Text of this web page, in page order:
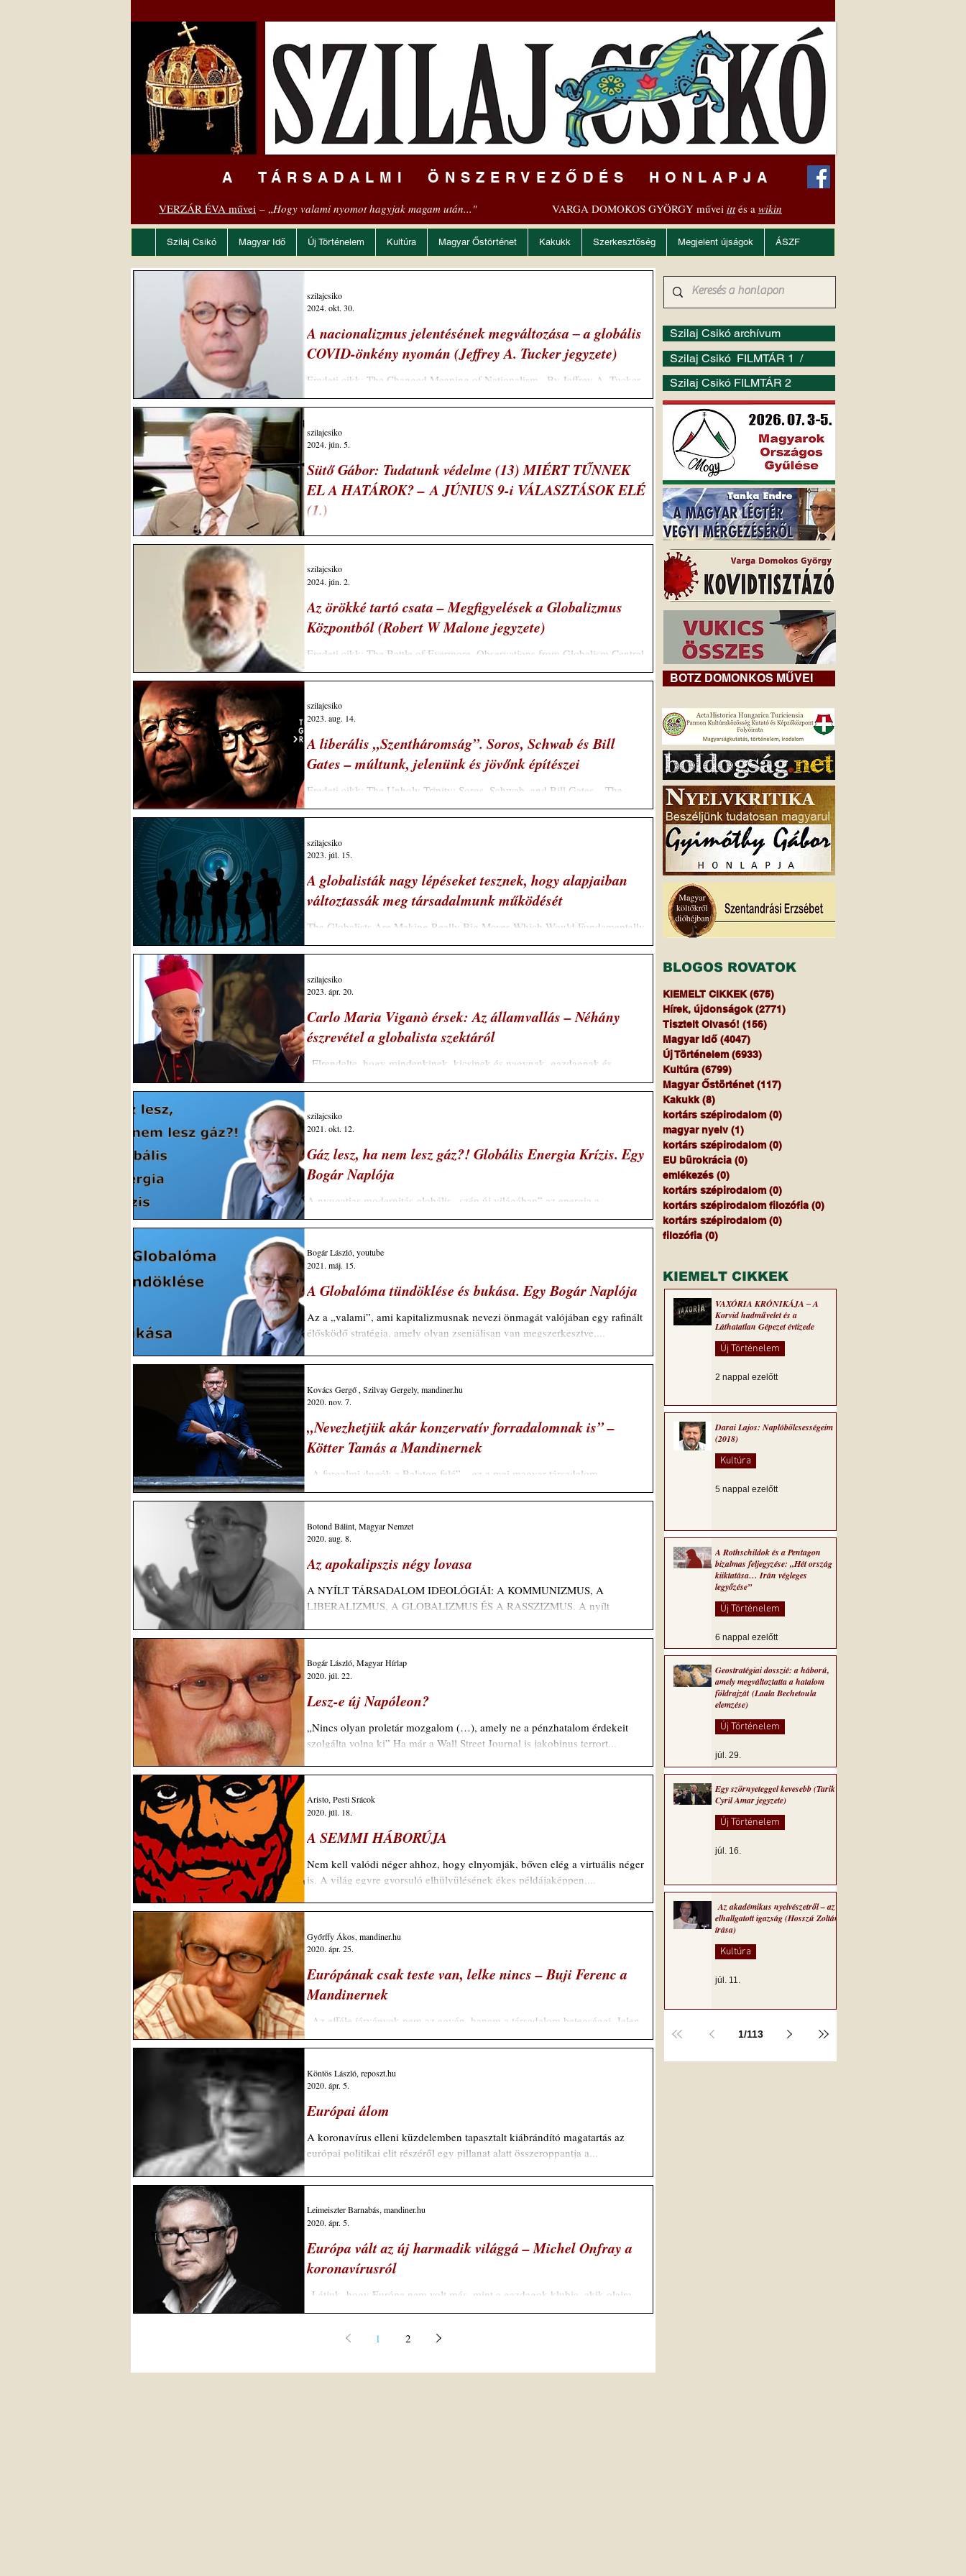
A TÁRSADALMI ÖNSZERVEZŐDÉS HONLAPJA
VERZÁR ÉVA művei – „Hogy valami nyomot hagyjak magam után..." VARGA DOMOKOS GYÖRGY művei ittés a wikin
Szilaj Csikó Magyar Idő Új Történelem Kultúra Magyar Őstörténet Kakukk Szerkesztőség Megjelent újságok ÁSZF
A nacionalizmus jelentésének megváltozása ‒ a globális
COVID-önkény nyomán (Jeffrey A. Tucker jegyzete)
Eredeti cikk: The Changed Meaning of Nationalism , By Jeffrey A. Tucker ,
10/28/2024 Cser Ferenc küldeménye Az angol nyelvben kevés...
szilajcsiko
2024. okt. 30.
Sütő Gábor: Tudatunk védelme (13) MIÉRT TŰNNEK
EL A HATÁROK? – A JÚNIUS 9-i VÁLASZTÁSOK ELÉ
(1.)
A szerző közíró, nyugalmazott nagykövet Gondolj merészet és nagyot, És
szilajcsiko
2024. jún. 5.
Az örökké tartó csata – Megfigyelések a Globalizmus
Központból (Robert W Malone jegyzete)
Eredeti cikk: The Battle of Evermore, Observations from Globalism Central,
ROBERT W MALONE MD, MS. JUN 01, 2024 Schiller Mária
küldeménye...
szilajcsiko
2024. jún. 2.
A liberális „Szentháromság”. Soros, Schwab és Bill
Gates – múltunk, jelenünk és jövőnk építészei
Eredeti cikk: The Unholy Trinity: Soros, Schwab, and Bill Gates – The
Architects of our Dystopian Past, Present & Future, BY THE EXPOSÉ...
szilajcsiko
2023. aug. 14.
A globalisták nagy lépéseket tesznek, hogy alapjaiban
változtassák meg társadalmunk működését
The Globalists Are Making Really Big Moves Which Would Fundamentally
Change How Our Society Operates, By Michael Snyder, Global Research,...
szilajcsiko
2023. júl. 15.
Carlo Maria Viganò érsek: Az államvallás – Néhány
észrevétel a globalista szektáról
„Elrendelte, hogy mindenkinek, kicsinek és nagynak, gazdagnak és
szegénynek, szabadnak és rabszolgának jelöljék meg a jobb karját vagy a...
szilajcsiko
2023. ápr. 20.
Gáz lesz, ha nem lesz gáz?! Globális Energia Krízis. Egy
Bogár Naplója
A nyugatias modernitás globális „szép új világában” az energia a
legkényesebb kérdések egyike. Mivel egyre komplexebb igen bonyolult...
szilajcsiko
2021. okt. 12.
A Globalóma tündöklése és bukása. Egy Bogár Naplója
Az a „valami”, ami kapitalizmusnak nevezi önmagát valójában egy rafinált
élősködő stratégia, amely olyan zseniálisan van megszerkesztve,...
Bogár László, youtube
2021. máj. 15.
„Nevezhetjük akár konzervatív forradalomnak is” –
Kötter Tamás a Mandinernek
„A forgalmi dugók a Balaton felé” – ez a mai magyar társadalom
„lélegzete” egy képben Kötter Tamás szerint. A budapesti elitről, férfi-...
Kovács Gergő , Szilvay Gergely, mandiner.hu
2020. nov. 7.
Az apokalipszis négy lovasa
A NYÍLT TÁRSADALOM IDEOLÓGIÁI: A KOMMUNIZMUS, A
LIBERALIZMUS, A GLOBALIZMUS ÉS A RASSZIZMUS. A nyílt
Botond Bálint, Magyar Nemzet
2020. aug. 8.
Lesz-e új Napóleon?
„Nincs olyan proletár mozgalom (…), amely ne a pénzhatalom érdekeit
szolgálta volna ki” Ha már a Wall Street Journal is jakobinus terrort...
Bogár László, Magyar Hírlap
2020. júl. 22.
A SEMMI HÁBORÚJA
Nem kell valódi néger ahhoz, hogy elnyomják, bőven elég a virtuális néger
is. A világ egyre gyorsuló elhülyülésének ékes példájaképpen,...
Aristo, Pesti Srácok
2020. júl. 18.
Európának csak teste van, lelke nincs – Buji Ferenc a
Mandinernek​
„Az efféle járványok nem az egyén, hanem a társadalom betegségei. Jelen
esetben a globális társadalom – a »globális falu« – betegségei” –...
Győrffy Ákos, mandiner.hu
2020. ápr. 25.
Európai álom
A koronavírus elleni küzdelemben tapasztalt kiábrándító magatartás az
európai politikai elit részéről egy pillanat alatt összeroppantja a...
Köntös László, reposzt.hu
2020. ápr. 5.
Európa vált az új harmadik világgá – Michel Onfray a
koronavírusról
„Látjuk, hogy Európa nem volt más, mint a gazdagok klubja, akik olajra
lépnek, ha felmerül egy probléma. Mindenki magáért.” Michel Onfray...
Leimeiszter Barnabás, mandiner.hu
2020. ápr. 5.
1 2
Szilaj Csikó archívum
Szilaj Csikó FILMTÁR 1 /
Szilaj Csikó FILMTÁR 2
BOTZ DOMONKOS MŰVEI
BLOGOS ROVATOK
KIEMELT CIKKEK (675)
Hírek, újdonságok (2771)
Tisztelt Olvasó! (156)
Magyar Idő (4047)
Új Történelem (6933)
Kultúra (6799)
Magyar Őstörténet (117)
Kakukk (8)
kortárs szépirodalom (0)
magyar nyelv (1)
kortárs szépirodalom (0)
EU bürokrácia (0)
emlékezés (0)
kortárs szépirodalom (0)
kortárs szépirodalom filozófia (0)
kortárs szépirodalom (0)
filozófia (0)
KIEMELT CIKKEK
VAXÓRIA KRÓNIKÁJA ‒ A
Korvid hadművelet és a
Láthatatlan Gépezet évtizede
Új Történelem
2 nappal ezelőtt
Darai Lajos: Naplóbölcsességeim
(2018)
Kultúra
5 nappal ezelőtt
A Rothschildok és a Pentagon
bizalmas feljegyzése: „Hét ország
kiiktatása… Irán végleges
legyőzése”
Új Történelem
6 nappal ezelőtt
Geostratégiai dosszié: a háború,
amely megváltoztatta a hatalom
földrajzát (Laala Bechetoula
elemzése)
Új Történelem
júl. 29.
Egy szörnyeteggel kevesebb (Tarik
Cyril Amar jegyzete)
Új Történelem
júl. 16.
Az akadémikus nyelvészetről – az
elhallgatott igazság (Hosszú Zoltán
írása)
Kultúra
júl. 11.
1/113